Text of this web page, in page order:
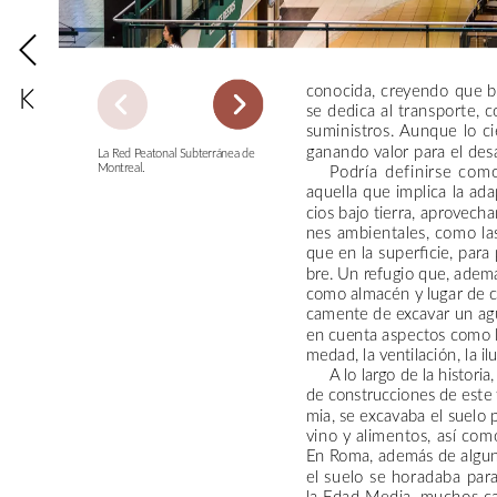
conocida, creyendo que
se dedica al transporte,
suministros. Aunque lo
ganando valor para el
Podría definirse
aquella que implica la
cios bajo tierra,
nes ambientales, como
que en la superficie, para
bre. Un refugioque,
comoalmacén y lugar de
camente de excavar un
encuentaaspectos como
medad, la ventilación, la
A lo largo de la historia,
de construccionesde este
mia, se excavaba el suelo
vino y alimentos, así
En Roma, además de
el suelo se horadaba para
La Red Peatonal Subterráneade
Montreal.